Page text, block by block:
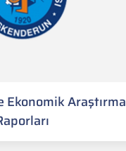
Ekonomik Araştırma